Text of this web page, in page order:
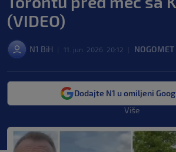
(VIDEO)
N1 BiH 11. jun. 2026. 20:12 NOGOMET
Dodajte N1 u omiljeni
Više